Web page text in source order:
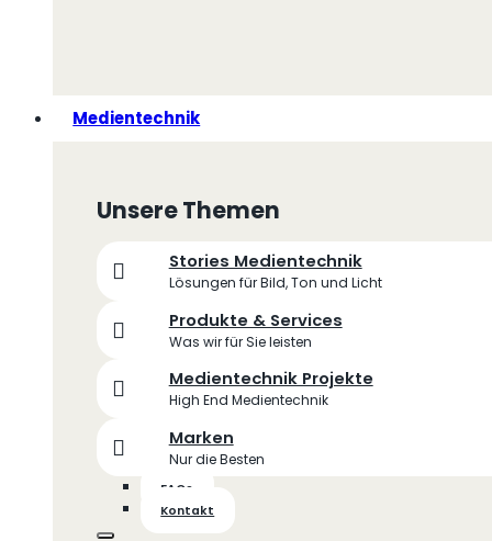
Medientechnik
Unsere Themen
Stories Medientechnik
Lösungen für Bild, Ton und Licht
Produkte & Services
Was wir für Sie leisten
Medientechnik Projekte
High End Medientechnik
Marken
Nur die Besten
FAQs
Kontakt